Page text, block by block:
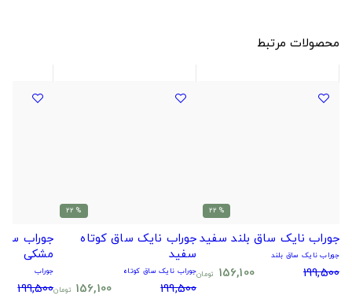
محصولات مرتبط
% 22
جوراب نایک ساق بلند سفید
جوراب نایک ساق بلند
199,500
156,100 تومان
% 22
جوراب نایک ساق کوتاه
سفید
جوراب نایک ساق کوتاه
199,500
156,100 تومان
جوراب
مشکی
جوراب
199,500